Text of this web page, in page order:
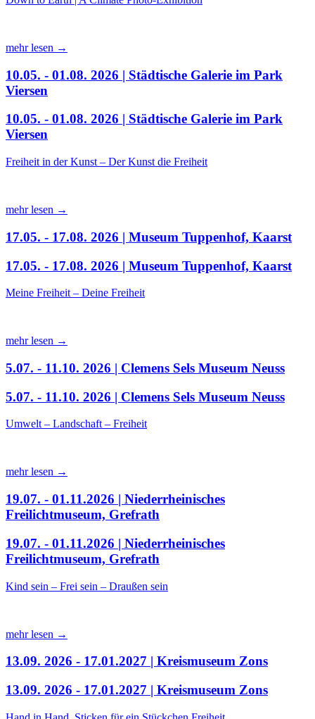
mehr lesen →
10.05. - 01.08. 2026 | Städtische Galerie im Park
Viersen
10.05. - 01.08. 2026 | Städtische Galerie im Park
Viersen
Freiheit in der Kunst – Der Kunst die Freiheit
mehr lesen →
17.05. - 17.08. 2026 | Museum Tuppenhof, Kaarst
17.05. - 17.08. 2026 | Museum Tuppenhof, Kaarst
Meine Freiheit – Deine Freiheit
mehr lesen →
5.07. - 11.10. 2026 | Clemens Sels Museum Neuss
5.07. - 11.10. 2026 | Clemens Sels Museum Neuss
Umwelt – Landschaft – Freiheit
mehr lesen →
19.07. - 01.11.2026 | Niederrheinisches
Freilichtmuseum, Grefrath
19.07. - 01.11.2026 | Niederrheinisches
Freilichtmuseum, Grefrath
Kind sein – Frei sein – Draußen sein
mehr lesen →
13.09. 2026 - 17.01.2027 | Kreismuseum Zons
13.09. 2026 - 17.01.2027 | Kreismuseum Zons